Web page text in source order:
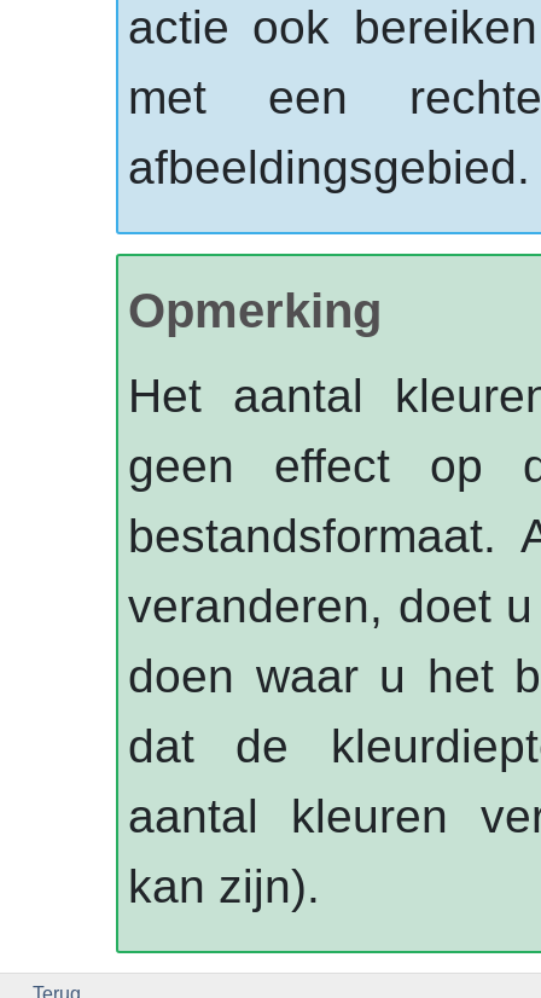
actie ook
met een
afbeeldingsgebied.
Opmerking
Het aantal
geen effect op
veranderen, doet
doen waar u het
dat de
aantal kleuren
kan zijn).
Terug